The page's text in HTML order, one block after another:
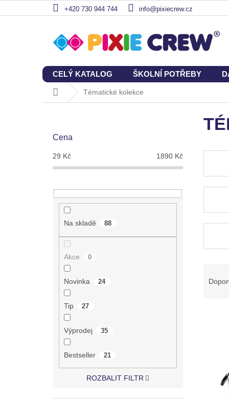
na
+420 730 944 744 info@pixiecrew.cz
CELÝ KATALOG ŠKOLNÍ POTŘEBY
Domů Tématické kolekce
Cena
29 Kč 1890 Kč
Na skladě 88
Akce 0
Novinka 24
Tip 27
Výprodej 35
Bestseller 21
ROZBALIT FILTR